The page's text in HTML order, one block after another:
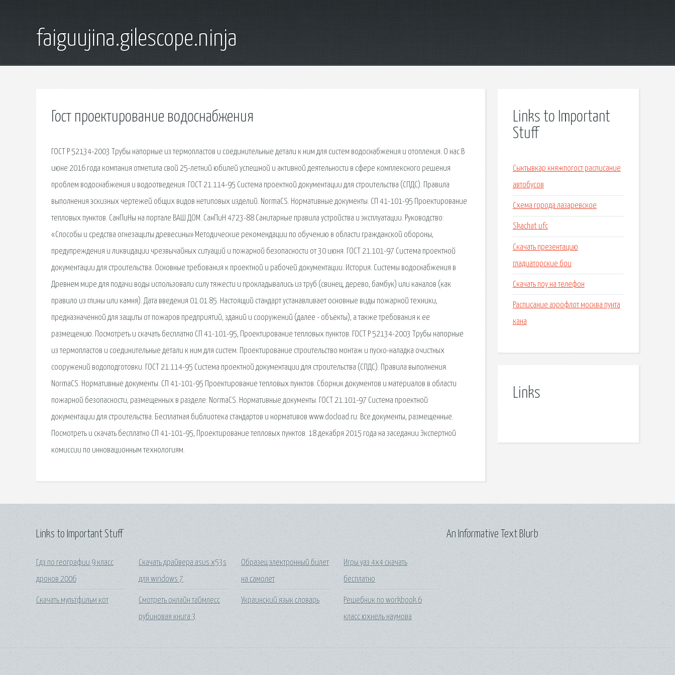
faiguujina.gilescope.ninja
Гост проектирование водоснабжения
ГОСТ Р 52134-2003 Трубы напорные из термопластов и соединительные детали к ним для систем водоснабжения и отопления. О нас В
июне 2016 года компания отметила свой 25-летний юбилей успешной и активной деятельности в сфере комплексного решения
проблем водоснабжения и водоотведения. ГОСТ 21.114-95 Система проектной документации для строительства (СПДС). Правила
выполнения эскизных чертежей общих видов нетиповых изделий. NormaCS. Нормативные документы. СП 41-101-95 Проектирование
тепловых пунктов. СанПиНы на портале ВАШ ДОМ. СанПиН 4723-88 Санитарные правила устройства и эксплуатации. Руководство:
«Способы и средства огнезащиты древесины» Методические рекомендации по обучению в области гражданской обороны,
предупреждения и ликвидации чрезвычайных ситуаций и пожарной безопасности от 30 июня. ГОСТ 21.101-97 Система проектной
документации для строительства. Основные требования к проектной и рабочей документации. История. Системы водоснабжения в
Древнем мире для подачи воды использовали силу тяжести и прокладывались из труб (свинец, дерево, бамбук) или каналов (как
правило из глины или камня). Дата введения 01.01.85. Настоящий стандарт устанавливает основные виды пожарной техники,
предназначенной для защиты от пожаров предприятий, зданий и сооружений (далее - объекты), а также требования к ее
размещению. Посмотреть и скачать бесплатно СП 41-101-95, Проектирование тепловых пунктов. ГОСТ Р 52134-2003 Трубы напорные
из термопластов и соединительные детали к ним для систем. Проектирование строительство монтаж и пуско-наладка очистных
сооружений водоподготовки. ГОСТ 21.114-95 Система проектной документации для строительства (СПДС). Правила выполнения.
NormaCS. Нормативные документы. СП 41-101-95 Проектирование тепловых пунктов. Сборник документов и материалов в области
пожарной безопасности, размещенных в разделе. NormaCS. Нормативные документы. ГОСТ 21.101-97 Система проектной
документации для строительства. Бесплатная библиотека стандартов и нормативов www.docload.ru: Все документы, размещенные.
Посмотреть и скачать бесплатно СП 41-101-95, Проектирование тепловых пунктов. 18 декабря 2015 года на заседании Экспертной
комиссии по инновационным технологиям.
Links to Important
Stuff
Сыктывкар княжпогост расписание
автобусов
Схема города лазаревское
Skachat ufc
Скачать презентацию
гладиаторские бои
Скачать поу на телефон
Расписание аэрофлот москва пунта
кана
Links
Links to Important Stuff
Гдз по географии 9 класс
дронов 2006
Скачать мультфильм кот
Скачать драйвера asus x53s
для windows 7
Смотреть онлайн таймлесс
рубиновая книга 3
Образец электронный билет
на самолет
Украинский язык словарь
Игры уаз 4х4 скачать
бесплатно
Решебник по workbook 6
класс юхнель наумова
An Informative Text Blurb